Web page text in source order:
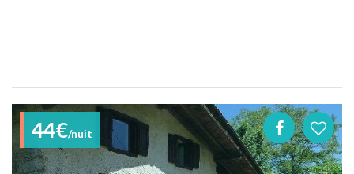
44€/nuit